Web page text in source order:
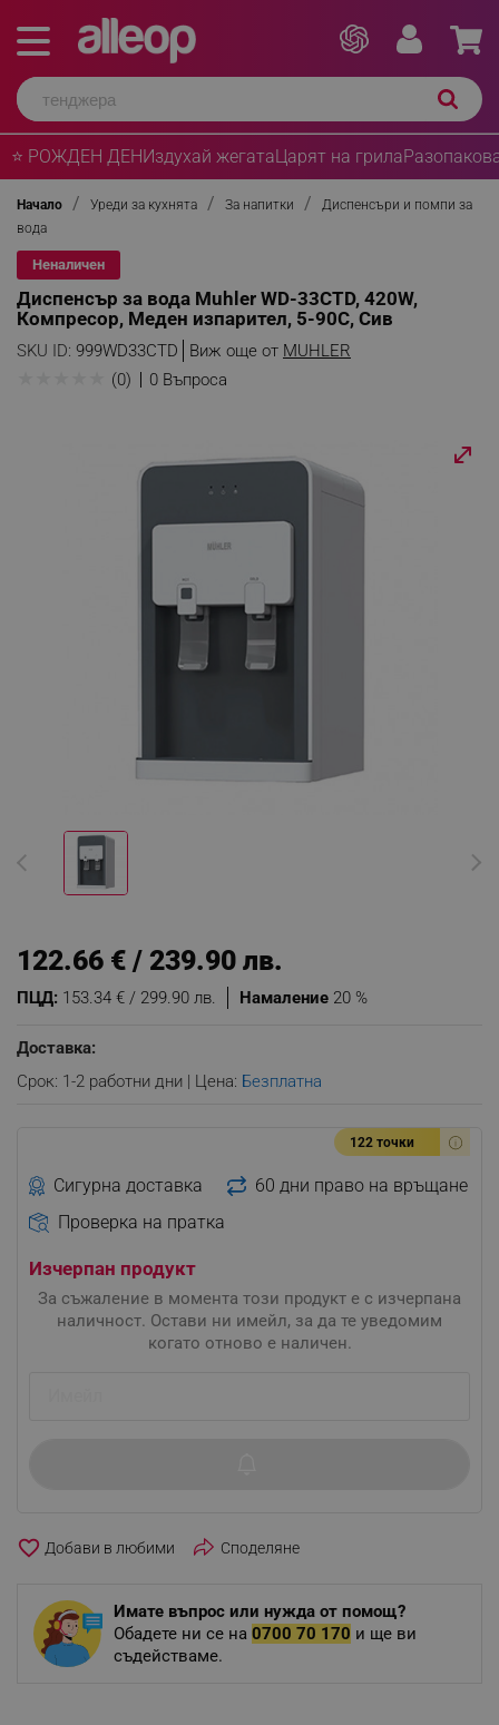
⭐ РОЖДЕН ДЕНИздухай жегатаЦарят на грила
Начало Уреди за кухнята За напитки
Диспенсъри и помпи за
вода
Неналичен
Диспенсър за вода Muhler WD-33CTD, 420W,
Компресор, Меден изпарител, 5-90C, Сив
SKU ID: 999WD33CTD Виж още от MUHLER
(0) 0 Въпроса
Намаление 20 %
ПЦД: 153.34 € / 299.90 лв.
122.66 € / 239.90 лв.
Доставка:
Срок: 1-2 работни дни | Цена: Безплатна
122 точки
Сигурна доставка
60 дни право на връщане
Проверка на пратка
Изчерпан продукт
За съжаление в момента този продукт е с изчерпана
наличност. Остави ни имейл, за да те уведомим
когато отново е наличен.
favorite_border Споделяне
Имате въпрос или нужда от помощ?
Обадете ни се на 0700 70 170 и ще ви
съдействаме.